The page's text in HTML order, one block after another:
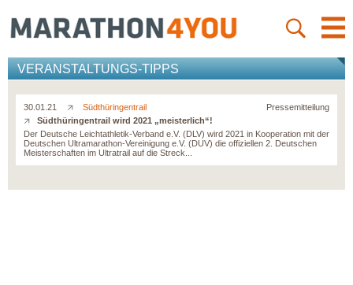
VERANSTALTUNGS-TIPPS
30.01.21 Südthüringentrail
Pressemitteilung
Südthüringentrail wird 2021 „meisterlich“!
Der Deutsche Leichtathletik-Verband e.V. (DLV) wird 2021 in Kooperation mit der
Deutschen Ultramarathon-Vereinigung e.V. (DUV) die offiziellen 2. Deutschen
Meisterschaften im Ultratrail auf die Streck...